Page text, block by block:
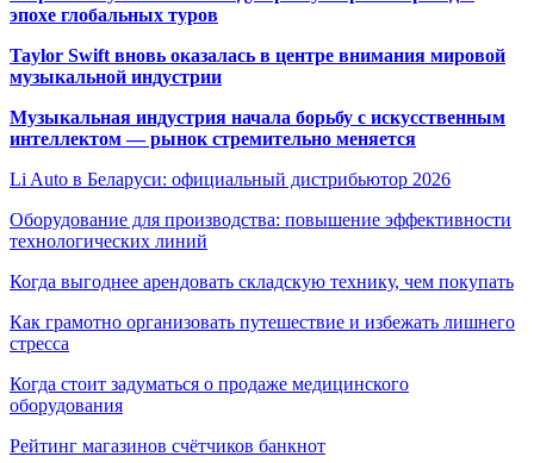
эпохе глобальных туров
Taylor Swift вновь оказалась в центре внимания мировой
музыкальной индустрии
Музыкальная индустрия начала борьбу с искусственным
интеллектом — рынок стремительно меняется
Li Auto в Беларуси: официальный дистрибьютор 2026
Оборудование для производства: повышение эффективности
технологических линий
Когда выгоднее арендовать складскую технику, чем покупать
Как грамотно организовать путешествие и избежать лишнего
стресса
Когда стоит задуматься о продаже медицинского
оборудования
Рейтинг магазинов счётчиков банкнот